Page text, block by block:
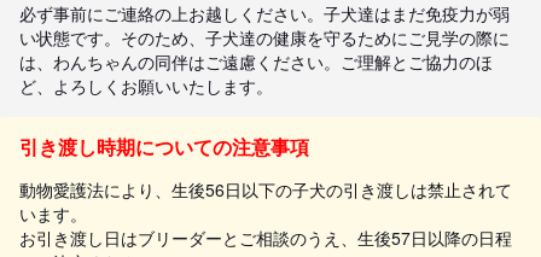
必ず事前にご連絡の上お越しください。子犬達はまだ免疫力が弱
い状態です。そのため、子犬達の健康を守るためにご見学の際に
は、わんちゃんの同伴はご遠慮ください。ご理解とご協力のほ
ど、よろしくお願いいたします。
引き渡し時期についての注意事項
動物愛護法により、生後56日以下の子犬の引き渡しは禁止されて
います。
お引き渡し日はブリーダーとご相談のうえ、生後57日以降の日程